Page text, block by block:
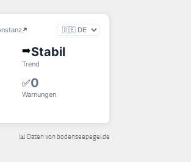
📊 Daten von bodenseepegel.de